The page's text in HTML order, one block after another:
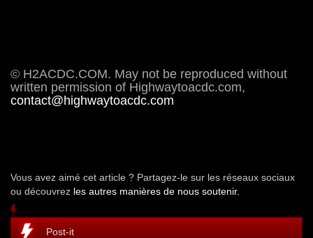
© H2ACDC.COM. May not be reproduced without
written permission of Highwaytoacdc.com,
contact@highwaytoacdc.com
Vous avez aimé cet article ? Partagez-le sur les réseaux sociaux
ou découvrez les autres manières de nous soutenir.
Post-it